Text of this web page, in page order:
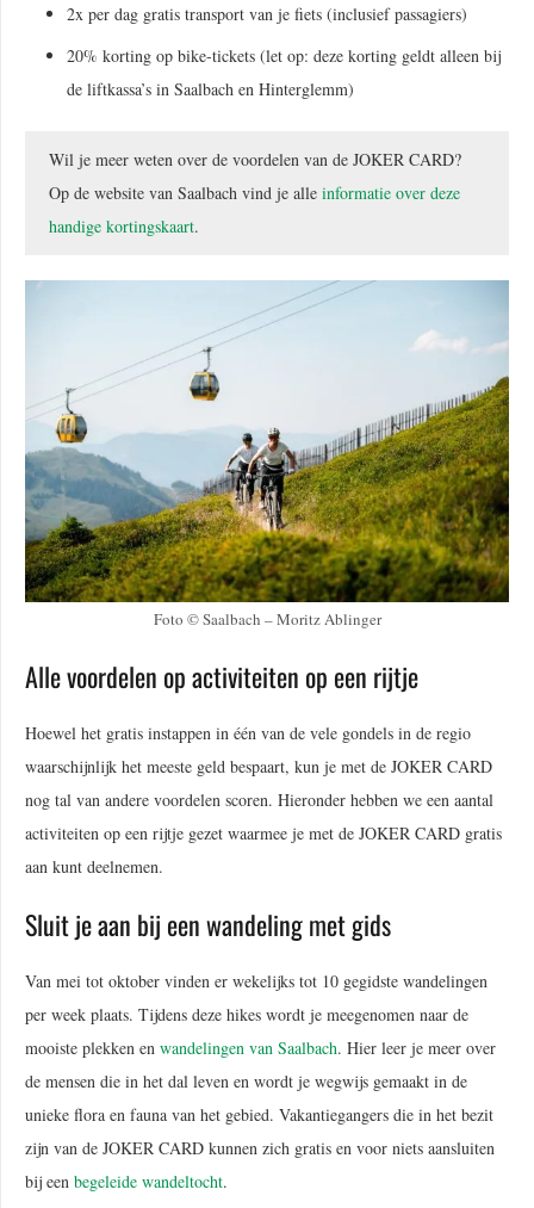
2x per dag gratis transport van je fiets (inclusief passagiers)
20% korting op bike-tickets (let op: deze korting geldt alleen bij
de liftkassa’s in Saalbach en Hinterglemm)
Wil je meer weten over de voordelen van de JOKER CARD?
Op de website van Saalbach vind je alle informatie over deze
handige kortingskaart.
Foto © Saalbach – Moritz Ablinger
Alle voordelen op activiteiten op een rijtje
Hoewel het gratis instappen in één van de vele gondels in de regio
waarschijnlijk het meeste geld bespaart, kun je met de JOKER CARD
nog tal van andere voordelen scoren. Hieronder hebben we een aantal
activiteiten op een rijtje gezet waarmee je met de JOKER CARD gratis
aan kunt deelnemen.
Sluit je aan bij een wandeling met gids
Van mei tot oktober vinden er wekelijks tot 10 gegidste wandelingen
per week plaats. Tijdens deze hikes wordt je meegenomen naar de
mooiste plekken en wandelingen van Saalbach. Hier leer je meer over
de mensen die in het dal leven en wordt je wegwijs gemaakt in de
unieke flora en fauna van het gebied. Vakantiegangers die in het bezit
zijn van de JOKER CARD kunnen zich gratis en voor niets aansluiten
bij een begeleide wandeltocht.